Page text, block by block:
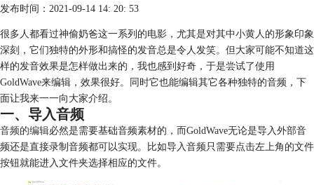
购买
发布时间：2021-09-14 14: 20: 53
很多人都看过神偷奶爸这一系列的电影，尤其是对其中小黄人的形象印象
深刻，它们独特的外形和搞怪的发音总是令人发笑。但大家可能不知道这
样的发音效果是怎样做出来的，我也感到好奇，于是尝试了使用
GoldWave来编辑，效果很好。同时它也能编辑其它各种独特的音频，下
面让我来一一向大家介绍。
一、导入音频
音频的编辑必然是需要基础音频素材的，而GoldWave无论是导入外部音
频还是直接录制音频都可以实现。比如导入音频只需要点击左上角的文件
按钮就能进入文件夹选择相应的文件。